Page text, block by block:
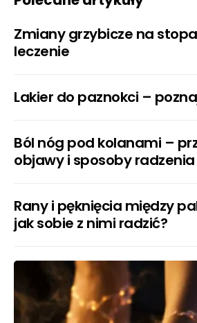
Zmiany grzybicze na
leczenie
Lakier do paznokci –
Ból nóg pod kolanami –
objawy i sposoby
Rany i pęknięcia między
jak sobie z nimi radzić?